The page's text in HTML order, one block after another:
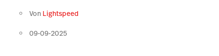
Von Lightspeed
09-09-2025